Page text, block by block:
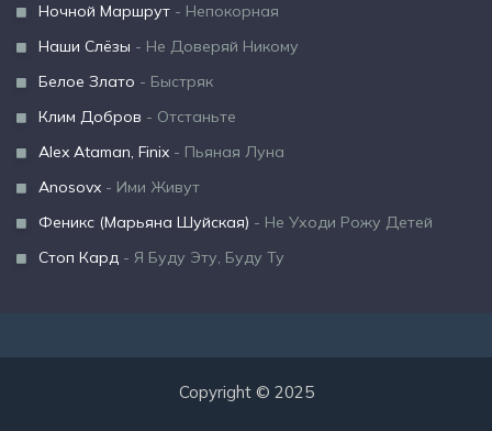
Ночной Маршрут - Непокорная
Наши Слёзы - Не Доверяй Никому
Белое Злато - Быстряк
Клим Добров - Отстаньте
Alex Ataman, Finix - Пьяная Луна
Anosovx - Ими Живут
Феникс (Марьяна Шуйская) - Не Уходи Рожу Детей
Стоп Кард - Я Буду Эту, Буду Ту
Copyright © 2025